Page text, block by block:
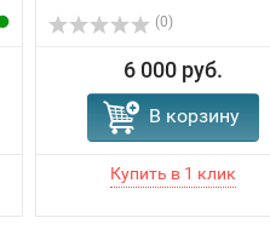
(0)
6 000 руб.
В корзину